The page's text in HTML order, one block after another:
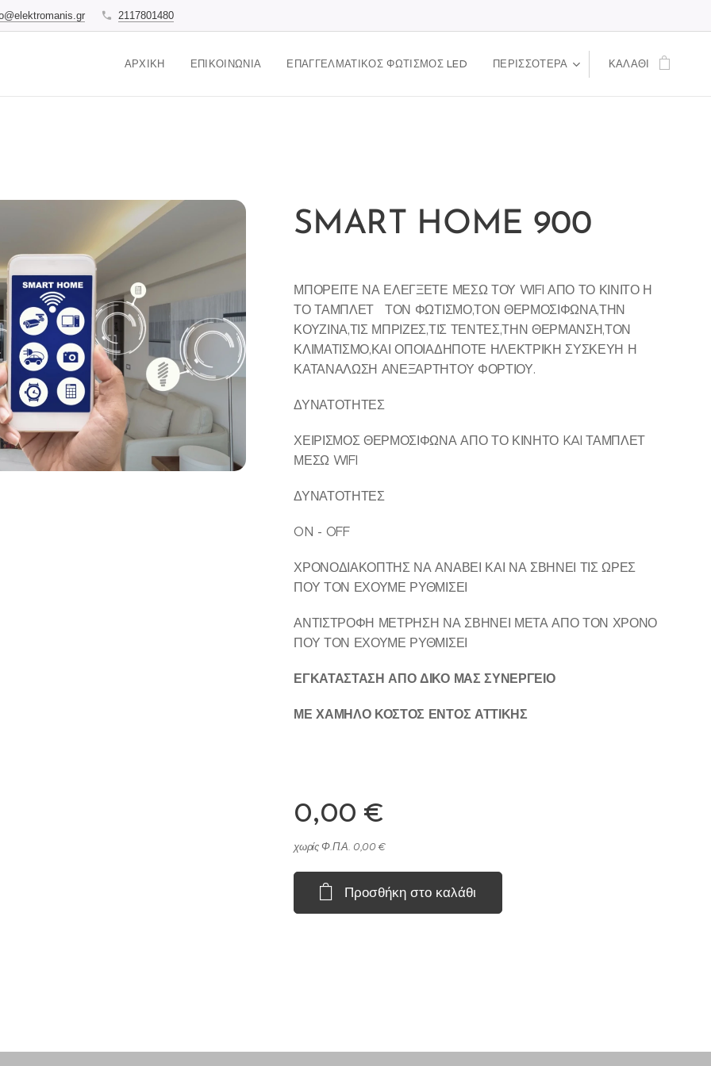
2117801480
ΑΡΧΙΚΉ ΕΠΙΚΟΙΝΩΝΊΑ ΕΠΑΓΓΕΛΜΑΤΙΚΟΣ ΦΩΤΙΣΜΟΣ LED ΠΕΡΙΣΣΌΤΕΡΑ ΚΑΛΆΘΙ
SMART HOME 900
ΚΑΙ ΡΟΛΛΩΝ
ΜΠΟΡΕΙΤΕ ΝΑ ΕΛΕΓΞΕΤΕ ΜΕΣΩ ΤΟΥ WIFI ΑΠΟ ΤΟ ΚΙΝΙΤΟ Η
ΤΟ ΤΑΜΠΛΕΤ ΤΟΝ ΦΩΤΙΣΜΟ,ΤΟΝ ΘΕΡΜΟΣΙΦΩΝΑ,ΤΗΝ
ΚΟΥΖΙΝΑ,ΤΙΣ ΜΠΡΙΖΕΣ,ΤΙΣ ΤΕΝΤΕΣ,ΤΗΝ ΘΕΡΜΑΝΣΗ,ΤΟΝ
ΚΛΙΜΑΤΙΣΜΟ,ΚΑΙ ΟΠΟΙΑΔΗΠΟΤΕ ΗΛΕΚΤΡΙΚΗ ΣΥΣΚΕΥΗ Η
ΚΑΤΑΝΑΛΩΣΗ ΑΝΕΞΑΡΤΗΤΟΥ ΦΟΡΤΙΟΥ.
ΔΥΝΑΤΟΤΗΤΕΣ
ΧΕΙΡΙΣΜΟΣ ΘΕΡΜΟΣΙΦΩΝΑ ΑΠΟ ΤΟ ΚΙΝΗΤΟ KAI ΤΑΜΠΛΕΤ
ΜΕΣΩ WIFI
ΔΥΝΑΤΟΤΗΤΕΣ
ON - OFF
ΧΡΟΝΟΔΙΑΚΟΠΤΗΣ ΝΑ ΑΝΑΒΕΙ ΚΑΙ ΝΑ ΣΒΗΝΕΙ ΤΙΣ ΩΡΕΣ
ΠΟΥ ΤΟΝ ΕΧΟΥΜΕ ΡΥΘΜΙΣΕΙ
ΑΝΤΙΣΤΡΟΦΗ ΜΕΤΡΗΣΗ ΝΑ ΣΒΗΝΕΙ ΜΕΤΑ ΑΠΟ ΤΟΝ ΧΡΟΝΟ
ΠΟΥ ΤΟΝ ΕΧΟΥΜΕ ΡΥΘΜΙΣΕΙ
ΕΓΚΑΤΑΣΤΑΣΗ ΑΠΟ ΔΙΚΟ ΜΑΣ ΣΥΝΕΡΓΕΙΟ
ΜΕ ΧΑΜΗΛΟ ΚΟΣΤΟΣ ΕΝΤΟΣ ΑΤΤΙΚΗΣ
0,00 €
χωρίς Φ.Π.Α. 0,00 €
Προσθήκη στο καλάθι